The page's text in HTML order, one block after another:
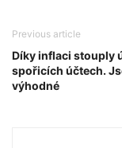
Previous article
Díky inflaci stouply
spořicích účtech.
výhodné